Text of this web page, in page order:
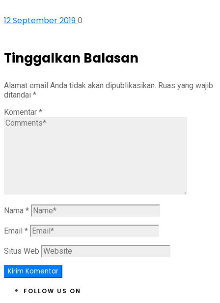
12 September 20190
Tinggalkan Balasan
Alamat email Anda tidak akan dipublikasikan. Ruas yang wajib
ditandai *
Komentar *
Nama *
Email *
Situs Web
FOLLOW US ON